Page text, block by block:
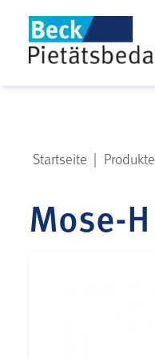
Startseite | Produkte
Mose-H